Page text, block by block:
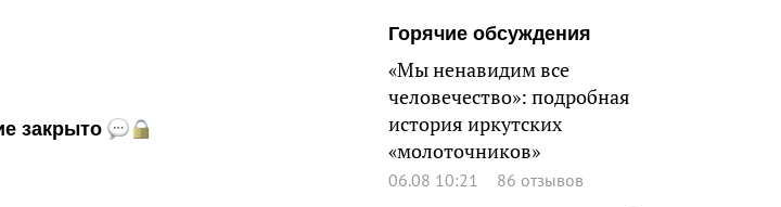
закрыто
Горячие обсуждения
«Мы ненавидим все
человечество»: подробная
история иркутских
«молоточников»
06.08 10:21 86 отзывов